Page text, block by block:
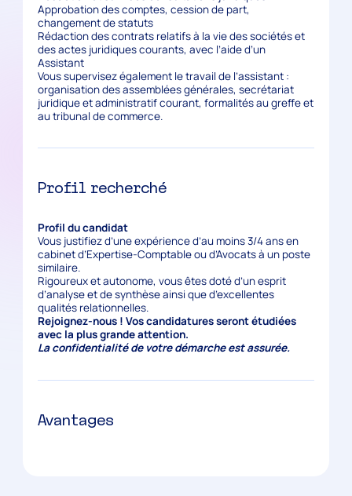
Approbation des comptes, cession de part,
changement de statuts
Rédaction des contrats relatifs à la vie des sociétés et
des actes juridiques courants, avec l’aide d’un
Assistant
Vous supervisez également le travail de l’assistant :
organisation des assemblées générales, secrétariat
juridique et administratif courant, formalités au greffe et
au tribunal de commerce.
Profil recherché
Profil du candidat
Vous justifiez d’une expérience d’au moins 3/4 ans en
cabinet d’Expertise-Comptable ou d’Avocats à un poste
similaire.
Rigoureux et autonome, vous êtes doté d’un esprit
d’analyse et de synthèse ainsi que d’excellentes
qualités relationnelles.
Rejoignez-nous ! Vos candidatures seront étudiées
avec la plus grande attention.
La confidentialité de votre démarche est assurée.
Avantages